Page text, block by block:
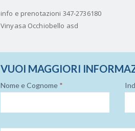
info e prenotazioni 347-2736180
Vinyasa Occhiobello asd
VUOI MAGGIORI
Nome e Cognome *